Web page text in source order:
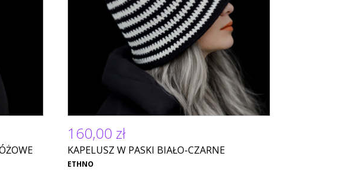
160,00 zł
KAPELUSZ W PASKI BIAŁO-CZARNE
ETHNO